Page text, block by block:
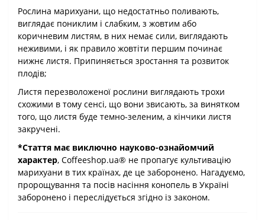
Рослина марихуани, що недостатньо поливають,
виглядає пониклим і слабким, з жовтим або
коричневим листям, в них немає сили, виглядають
неживими, і як правило жовтіти першим починає
нижнє листя. Припиняється зростання та розвиток
плодів;
Листя перезволоженої рослини виглядають трохи
схожими в тому сенсі, що вони звисають, за винятком
того, що листя буде темно-зеленим, а кінчики листя
закручені.
*Стаття має виключно науково-ознайомчий
характер, Coffeeshop.ua® не пропагує культивацію
марихуани в тих країнах, де це заборонено. Нагадуємо,
пророщування та посів насіння конопель в Україні
заборонено і переслідується згідно із законом.